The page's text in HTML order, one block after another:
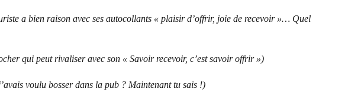
a bien raison avec ses autocollants « plaisir d’offrir, joie de recevoir »… Quel
qui peut rivaliser avec son « Savoir recevoir, c’est savoir offrir »)
voulu bosser dans la pub ? Maintenant tu sais !)